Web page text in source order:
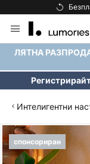
Прескачане
към
съдържанието
ЛЯТНА
Интелигентни
спонсориран
Преминете
към